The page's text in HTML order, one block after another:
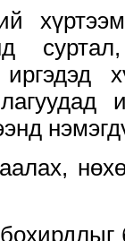
иргэдэд